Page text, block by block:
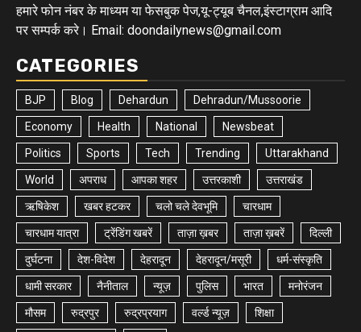
हमारे फोन नंबर के माध्यम या फेसबुक पेज,यू-ट्यूब चैनल,इंस्टाग्राम आदि
पर सम्पर्क करे। Email: doondailynews@gmail.com
CATEGORIES
BJP Blog Dehardun Dehradun/Mussoorie
Economy Health National Newsbeat
Politics Sports Tech Trending Uttarakhand
World अपराध आपका शहर उत्तरकाशी उत्तराखंड
ऋषिकेश खबर हटकर चलो चले देवभूमि चारधाम
चारधाम यात्रा ट्रेंडिंग खबरें ताज़ा ख़बर ताज़ा ख़बरें दिल्ली
दुर्घटना देश-विदेश देहरादून देहरादून/मसूरी धर्म-संस्कृति
धामी सरकार नैनीताल न्यूज़ पुलिस भारत मनोरंजन
मौसम रुद्रपुर रुद्रप्रयाग वर्ल्ड न्यूज़ शिक्षा